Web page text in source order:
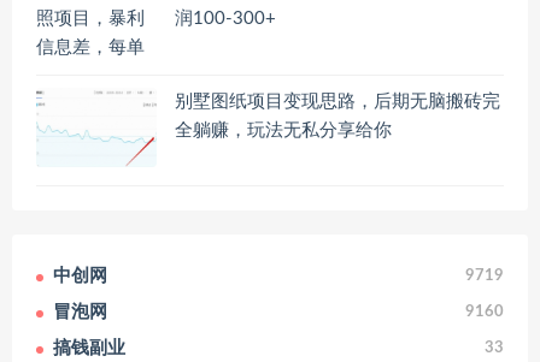
润100-300+
别墅图纸项目变现思路，后期无脑搬砖完
全躺赚，玩法无私分享给你
中创网 9719
冒泡网 9160
搞钱副业 33